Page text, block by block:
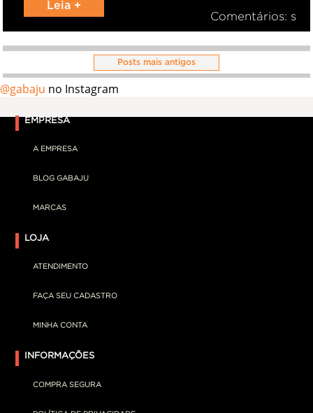
Leia +
Comentários: s
Posts mais antigos
@gabaju no Instagram
EMPRESA
A EMPRESA
BLOG GABAJU
MARCAS
LOJA
ATENDIMENTO
FAÇA SEU CADASTRO
MINHA CONTA
INFORMAÇÕES
COMPRA SEGURA